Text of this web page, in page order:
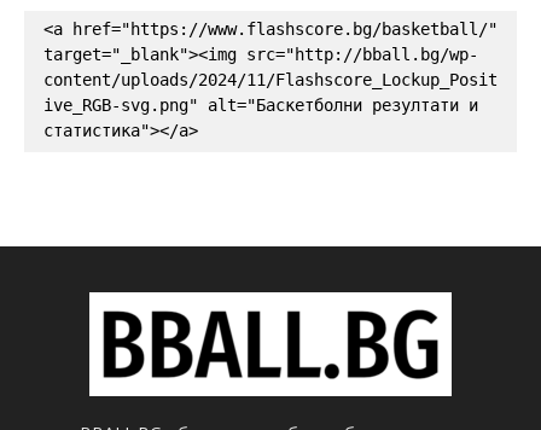
<a href="https://www.flashscore.bg/basketball/"
target="_blank"><img src="http://bball.bg/wp-
content/uploads/2024/11/Flashscore_Lockup_Posit
ive_RGB-svg.png" alt="Баскетболни резултати и
статистика"></a>